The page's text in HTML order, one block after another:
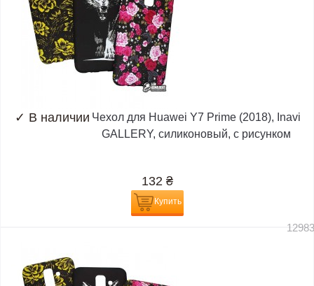
✓ В наличии Чехол для Huawei Y7 Prime (2018), Inavi
GALLERY, силиконовый, с рисунком
132 ₴
Купить